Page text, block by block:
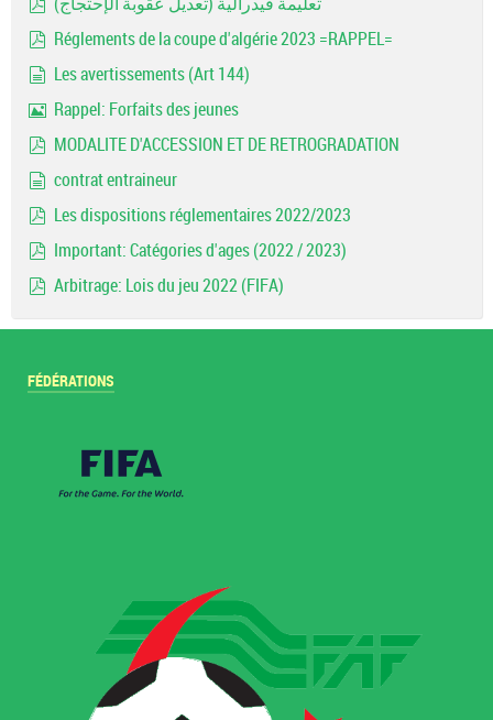
Réglements de la coupe d'algérie 2023 =RAPPEL=
Les avertissements (Art 144)
Rappel: Forfaits des jeunes
MODALITE D'ACCESSION ET DE RETROGRADATION
contrat entraineur
Les dispositions réglementaires 2022/2023
Important: Catégories d'ages (2022 / 2023)
Arbitrage: Lois du jeu 2022 (FIFA)
FÉDÉRATIONS